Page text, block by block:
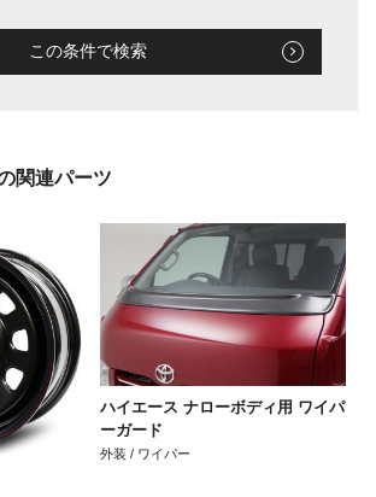
この条件で検索
関連パーツ
ハイエース ナローボディ用 ワイパ
ーガード
外装 / ワイパー